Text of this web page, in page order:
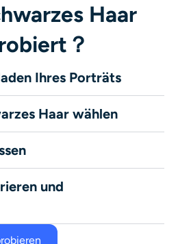
Haar
？
Ihres Porträts
Haar wählen
und